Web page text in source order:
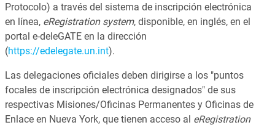
Protocolo) a través del sistema de inscripción electrónica
en línea, eRegistration system, disponible, en inglés, en el
portal e-deleGATE en la dirección
(https://edelegate.un.int).
Las delegaciones oficiales deben dirigirse a los "puntos
focales de inscripción electrónica designados" de sus
respectivas Misiones/Oficinas Permanentes y Oficinas de
Enlace en Nueva York, que tienen acceso al eRegistration